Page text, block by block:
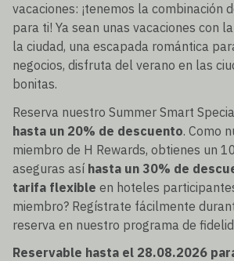
vacaciones: ¡tenemos la combinación
para ti! Ya sean unas vacaciones con
la ciudad, una escapada romántica
negocios, disfruta del verano en las
bonitas.
Reserva nuestro Summer Smart
hasta un 20% de descuento. Como
miembro de H Rewards, obtienes un
aseguras así hasta un 30% de
tarifa flexible en hoteles
miembro? Regístrate fácilmente
reserva en nuestro programa de
Reservable hasta el 28.08.2026